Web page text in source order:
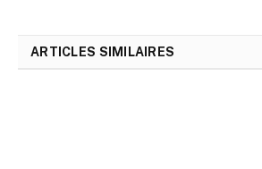
ARTICLES SIMILAIRES